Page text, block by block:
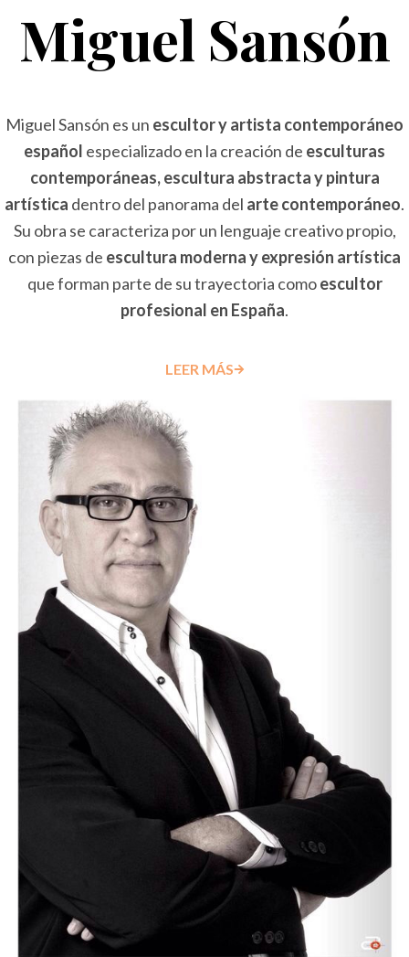
Miguel Sansón
Miguel Sansón es un escultor y artista contemporáneo
español especializado en la creación de esculturas
contemporáneas, escultura abstracta y pintura
artística dentro del panorama del arte contemporáneo.
Su obra se caracteriza por un lenguaje creativo propio,
con piezas de escultura moderna y expresión artística
que forman parte de su trayectoria comoescultor
profesional en España.
LEER MÁS